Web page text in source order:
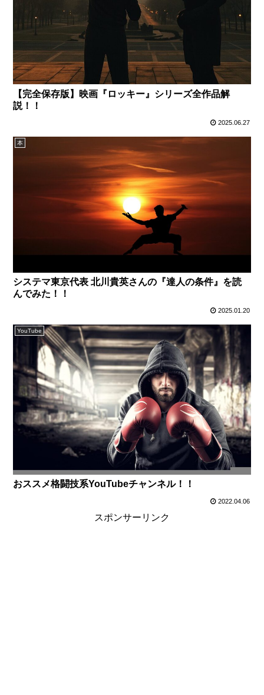
【完全保存版】映画『ロッキー』シリーズ全作品解
説！！
2025.06.27
本
システマ東京代表 北川貴英さんの『達人の条件』を読
んでみた！！
2025.01.20
YouTube
おススメ格闘技系YouTubeチャンネル！！
2022.04.06
スポンサーリンク